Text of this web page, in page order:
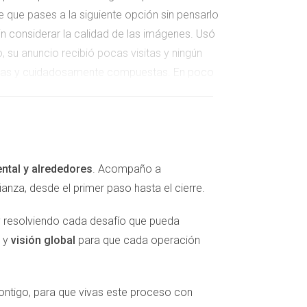
pases a la siguiente opción sin pensarlo
considerar la calidad de las imágenes. Usó
anuncio recibió pocas visitas y ningún
y cuidadosamente compuestas. En poco
necesaria. Es fundamental destacar las
La Casa de Javier** Javier publicó su
Tras recibir retroalimentación, decidió
a parques y escuelas. Esta nueva
un precio alto por su piso debido a su
y alrededores. Acompaño a
desde el primer paso hasta el cierre.
cada desafío que pueda
y visión global para que cada operación
para que vivas este proceso con